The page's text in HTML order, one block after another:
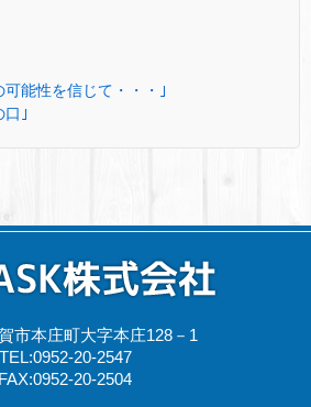
能性を信じて・・・｣
口｣
市本庄町大字本庄128－1
TEL:0952-20-2547
FAX:0952-20-2504